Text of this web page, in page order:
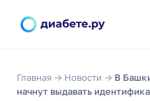
Главная → Новости → В
начнут выдавать